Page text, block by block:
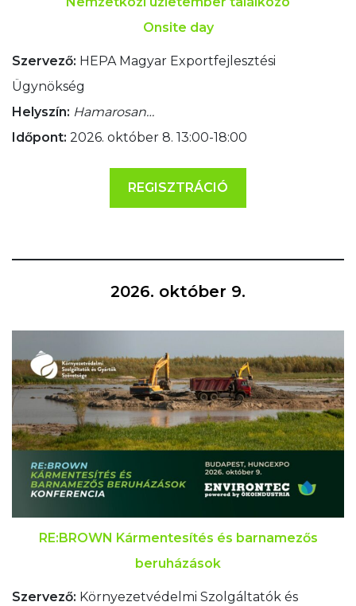
Onsite day
Szervező: HEPA Magyar Exportfejlesztési
Ügynökség
Helyszín: Hamarosan…
Időpont: 2026. október 8. 13:00-18:00
REGISZTRÁCIÓ
2026. október 9.
RE:BROWN Kármentesítés és barnamezős
beruházások
Szervező: Környezetvédelmi Szolgáltatók és